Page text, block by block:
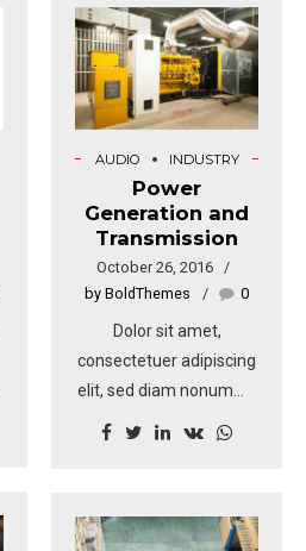
AUDIO INDUSTRY
Power
Generation and
Transmission
October 26, 2016
by BoldThemes
0
Dolor sit amet,
consectetuer adipiscing
elit, sed diam nonummy
nibh euismod tincidunt
amet nibh. Donec